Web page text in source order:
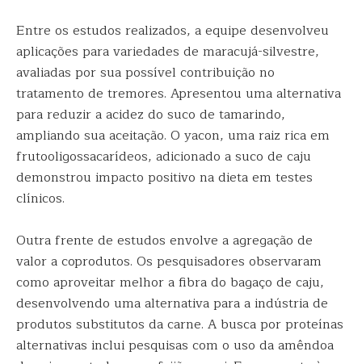
Entre os estudos realizados, a equipe desenvolveu
aplicações para variedades de maracujá-silvestre,
avaliadas por sua possível contribuição no
tratamento de tremores. Apresentou uma alternativa
para reduzir a acidez do suco de tamarindo,
ampliando sua aceitação. O yacon, uma raiz rica em
frutooligossacarídeos, adicionado a suco de caju
demonstrou impacto positivo na dieta em testes
clínicos.
Outra frente de estudos envolve a agregação de
valor a coprodutos. Os pesquisadores observaram
como aproveitar melhor a fibra do bagaço de caju,
desenvolvendo uma alternativa para a indústria de
produtos substitutos da carne. A busca por proteínas
alternativas inclui pesquisas com o uso da amêndoa